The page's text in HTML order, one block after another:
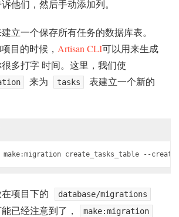
他们，然后手动添加列。
立一个保存所有任务的数据库表。
目的时候， Artisan CLI可以用来生成
多打字 时间。这里，我们使
来为 tasks
表建立一个新的
:migration create_tasks_table --create
项目下的 database/migrations
已经注意到了， make:migration